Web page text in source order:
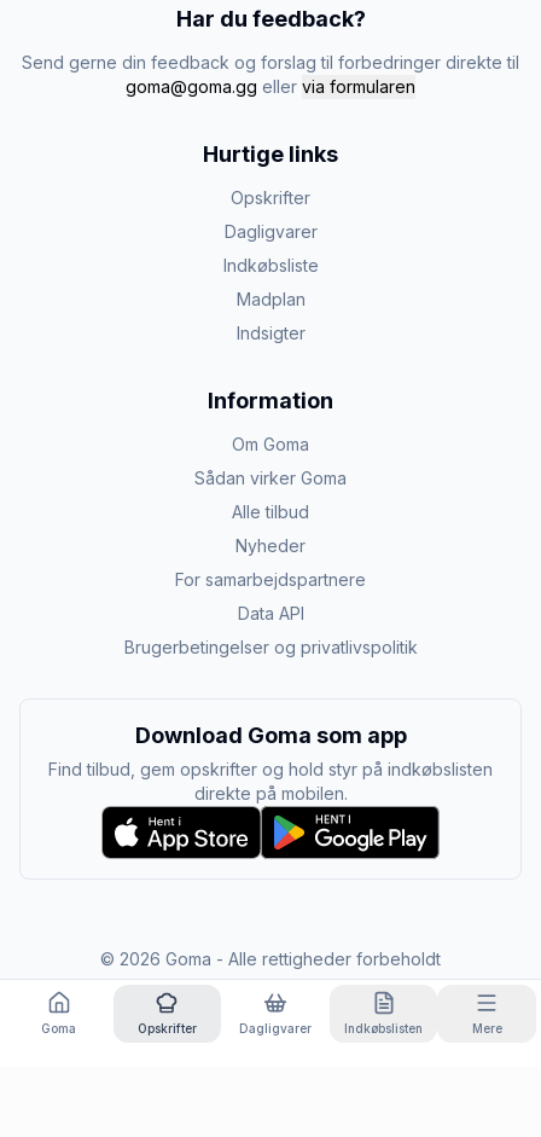
Har du feedback?
Send gerne din feedback og forslag til forbedringer direkte til
goma@goma.gg eller via formularen
Hurtige links
Opskrifter
Dagligvarer
Indkøbsliste
Madplan
Indsigter
Information
Om Goma
Sådan virker Goma
Alle tilbud
Nyheder
For samarbejdspartnere
Data API
Brugerbetingelser og privatlivspolitik
Download Goma som app
Find tilbud, gem opskrifter og hold styr på indkøbslisten
direkte på mobilen.
© 2026 Goma - Alle rettigheder forbeholdt
Goma Opskrifter Dagligvarer Indkøbslisten Mere